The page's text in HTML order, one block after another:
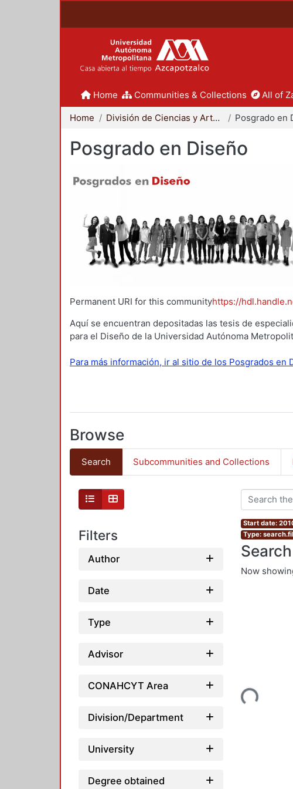
Home Communities & Collections All of
Home División de Ciencias y Artes para el Diseño Posgrado en
Posgrado en Diseño
Permanent URI for this communityhttps://
Aquí se encuentran depositadas las tesis de
para el Diseño de la Universidad Autónoma
Para más información, ir al sitio de los Posgrados en
Browse
Search Subcommunities and Collections
Filters
Author
Date
Type
Advisor
CONAHCYT Area
Division/Department
University
Degree obtained
Start date:
Type:
Now
Loading...